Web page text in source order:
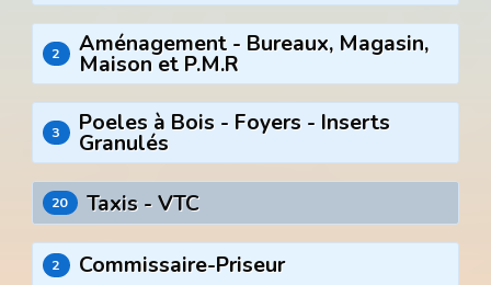
2 Aménagement - Bureaux, Magasin,
Maison et P.M.R
3 Poeles à Bois - Foyers - Inserts
Granulés
20 Taxis - VTC
2 Commissaire-Priseur